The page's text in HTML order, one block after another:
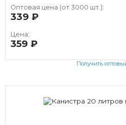
Оптовая цена (от 3000 шт.):
339
Цена:
359
Получить